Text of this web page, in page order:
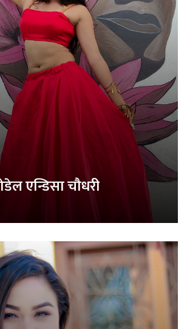
एन्डिसा चौधरी